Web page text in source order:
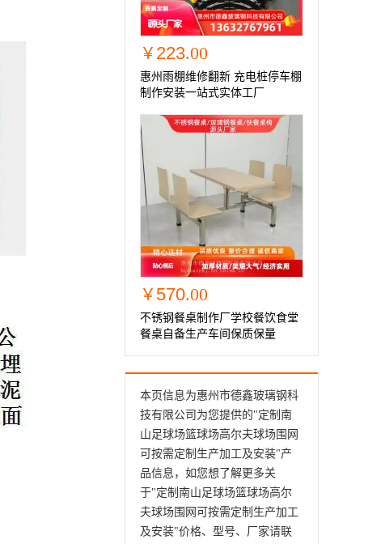
￥ 223.00
惠州雨棚维修翻新 充电桩停车棚
制作安装一站式实体工厂
￥ 570.00
不锈钢餐桌制作厂学校餐饮食堂
餐桌自备生产车间保质保量
本页信息为惠州市德鑫玻璃钢科
技有限公司为您提供的"定制南
山足球场篮球场高尔夫球场围网
可按需定制生产加工及安装"产
品信息，如您想了解更多关
于"定制南山足球场篮球场高尔
夫球场围网可按需定制生产加工
及安装"价格、型号、厂家请联